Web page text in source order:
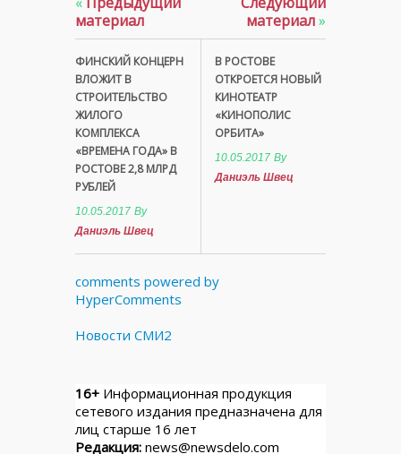
материал
ФИНСКИЙ КОНЦЕРН
ВЛОЖИТ В
СТРОИТЕЛЬСТВО
ЖИЛОГО
КОМПЛЕКСА
«ВРЕМЕНА ГОДА» В
РОСТОВЕ 2,8 МЛРД
РУБЛЕЙ
10.05.2017 By
Даниэль Швец
материал»
В РОСТОВЕ
ОТКРОЕТСЯ НОВЫЙ
КИНОТЕАТР
«КИНОПОЛИС
ОРБИТА»
10.05.2017 By
Даниэль Швец
comments powered by
HyperComments
Новости СМИ2
16+ Информационная продукция
сетевого издания предназначена для
лиц старше 16 лет
Редакция: news@newsdelo.com